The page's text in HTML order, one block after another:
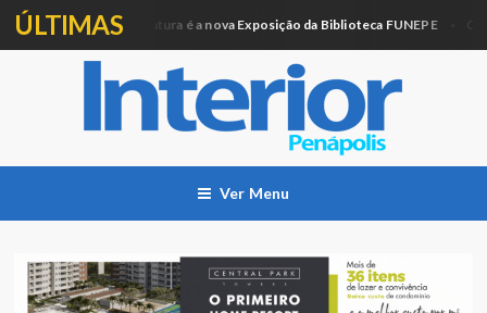
ÚLTIMAS
Artesanato e Pintura é a nova Exposição da Biblioteca FUNEPE Cidade
Ver Menu